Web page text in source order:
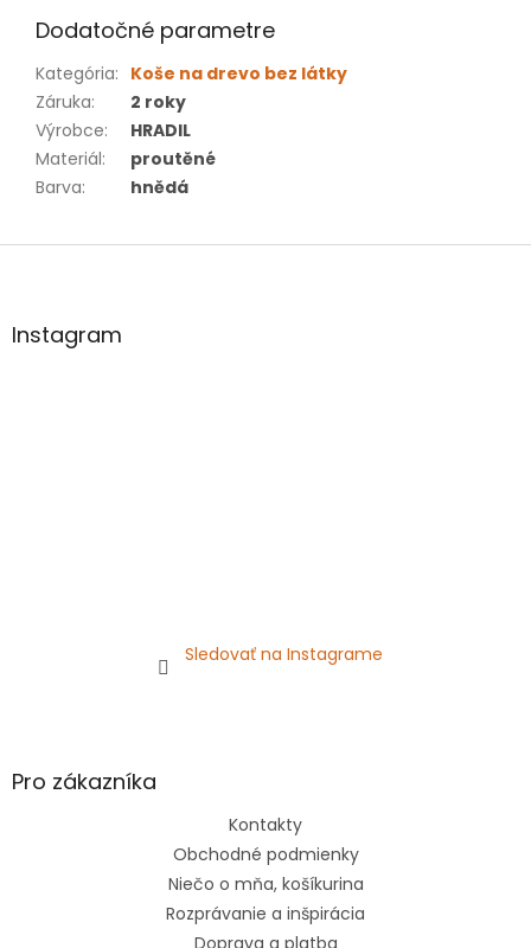
Dodatočné parametre
Kategória: Koše na drevo bez látky
Záruka:
2 roky
Výrobce:
HRADIL
Materiál:
proutěné
Barva: hnědá
Z
äInstagram
Sledovať na Instagrame
Pro zákazníka
Kontakty
Obchodné podmienky
Niečo o mňa, košíkurina
Rozprávanie a inšpirácia